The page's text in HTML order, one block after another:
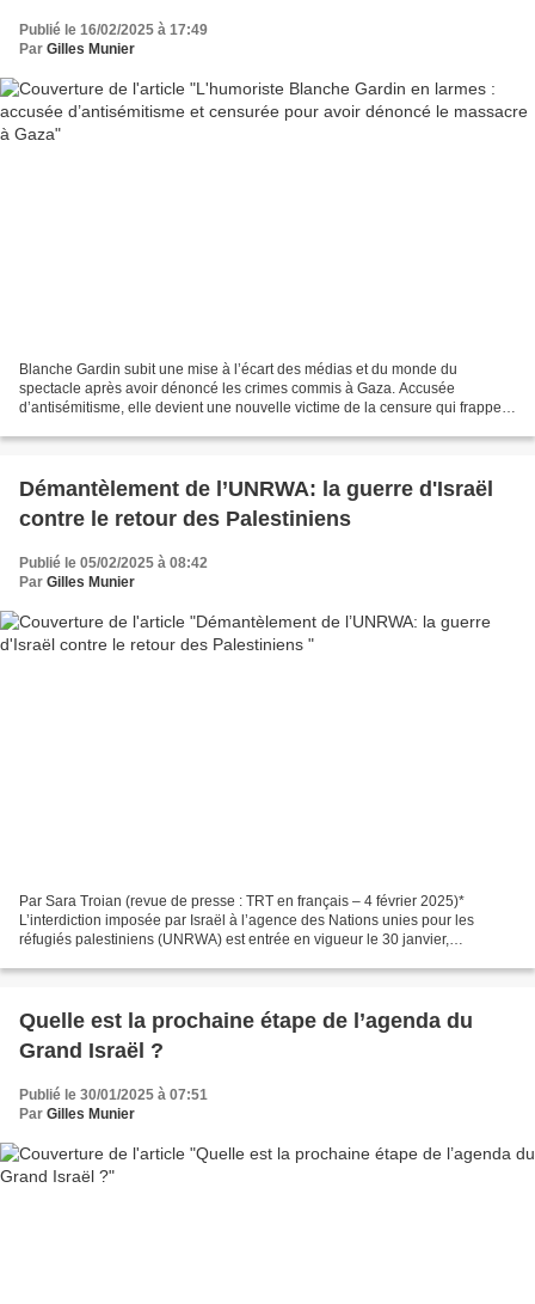
Publié le 16/02/2025 à 17:49
Par Gilles Munier
Blanche Gardin subit une mise à l’écart des médias et du monde du
spectacle après avoir dénoncé les crimes commis à Gaza. Accusée
d’antisémitisme, elle devient une nouvelle victime de la censure qui frappe
Démantèlement de l’UNRWA: la guerre d'Israël
contre le retour des Palestiniens
Publié le 05/02/2025 à 08:42
Par Gilles Munier
Par Sara Troian (revue de presse : TRT en français – 4 février 2025)*
L’interdiction imposée par Israël à l’agence des Nations unies pour les
réfugiés palestiniens (UNRWA) est entrée en vigueur le 30 janvier,
Quelle est la prochaine étape de l’agenda du
Grand Israël ?
Publié le 30/01/2025 à 07:51
Par Gilles Munier